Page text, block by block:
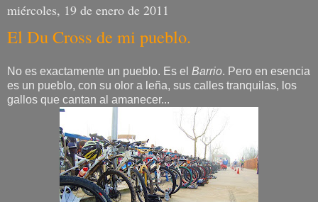
miércoles, 19 de enero de 2011
El Du Cross de mi pueblo.
No es exactamente un pueblo. Es el Barrio. Pero en esencia
es un pueblo, con su olor a leña, sus calles tranquilas, los
gallos que cantan al amanecer...